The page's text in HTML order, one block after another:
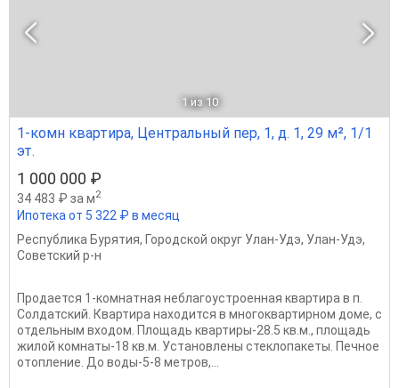
1 из 10
1-комн квартира, Центральный пер, 1, д. 1, 29 м², 1/1
эт.
1 000 000 ₽
34 483 ₽ за м2
Ипотека от 5 322 ₽ в месяц
Республика Бурятия, Городской округ Улан-Удэ, Улан-Удэ,
Советский р-н
Продается 1-комнатная неблагоустроенная квартира в п.
Солдатский. Квартира находится в многоквартирном доме, с
отдельным входом. Площадь квартиры-28.5 кв.м., площадь
жилой комнаты-18 кв.м. Установлены стеклопакеты. Печное
отопление. До воды-5-8 метров,...